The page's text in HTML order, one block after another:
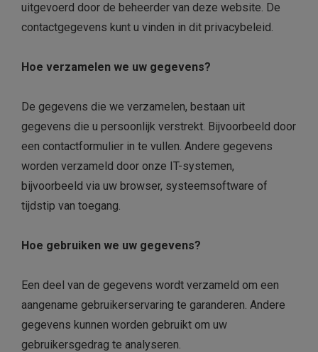
uitgevoerd door de beheerder van deze website. De
contactgegevens kunt u vinden in dit privacybeleid.
Hoe verzamelen we uw gegevens?
De gegevens die we verzamelen, bestaan ​​uit
gegevens die u persoonlijk verstrekt. Bijvoorbeeld door
een contactformulier in te vullen. Andere gegevens
worden verzameld door onze IT-systemen,
bijvoorbeeld via uw browser, systeemsoftware of
tijdstip van toegang.
Hoe gebruiken we uw gegevens?
Een deel van de gegevens wordt verzameld om een
aangename gebruikerservaring te garanderen. Andere
gegevens kunnen worden gebruikt om uw
gebruikersgedrag te analyseren.